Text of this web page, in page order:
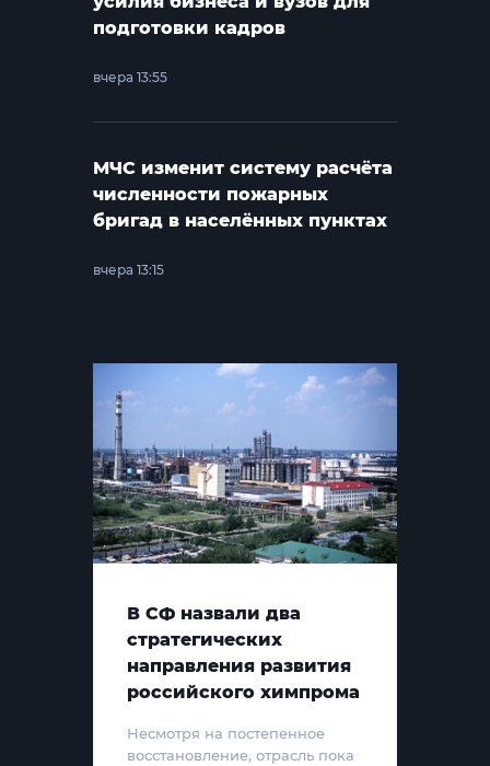
подготовки кадров
вчера 13:55
МЧС изменит систему расчёта
численности пожарных
бригад в населённых пунктах
вчера 13:15
В СФ назвали два
стратегических
направления развития
российского химпрома
Несмотря на постепенное
восстановление, отрасль пока